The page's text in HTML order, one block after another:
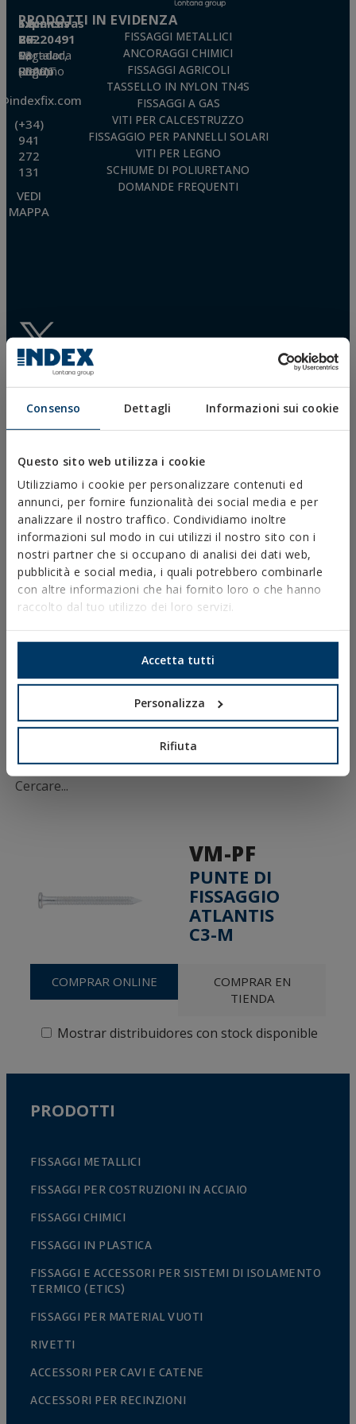
Consenso Dettagli Informazioni sui cookie
Questo sito web utilizza i cookie
Utilizziamo i cookie per personalizzare contenuti ed
annunci, per fornire funzionalità dei social media e per
analizzare il nostro traffico. Condividiamo inoltre
informazioni sul modo in cui utilizzi il nostro sito con i
nostri partner che si occupano di analisi dei dati web,
pubblicità e social media, i quali potrebbero combinarle
con altre informazioni che hai fornito loro o che hanno
raccolto dal tuo utilizzo dei loro servizi.
Accetta tutti
Personalizza
Rifiuta
(GDPR) del 27 aprile 2016 inviando una lettera al responsabile del trattamento:
Valentín Gómez, Direttore, insieme a una fotocopia della sua carta d'identità, a
TÉCNICAS EXPANSIVAS SL | P.I. La Portalada II | c/ Segador 13, 26006 | Logroño (La
Rioja) o inviando un’email al seguente indirizzo info@indexfix.com.
Técnicas Expansivas S.L.
CIF: B-26220491
P. I. La Portalada II, C/ Segador, 13
26006 · Logroño (La Rioja) · SPAIN
(+34)
941
272
131
VEDI
MAPPA
PRODOTTI IN EVIDENZA
FISSAGGI METALLICI
ANCORAGGI CHIMICI
FISSAGGI AGRICOLI
TASSELLO IN NYLON TN4S
FISSAGGI A GAS
VITI PER CALCESTRUZZO
FISSAGGIO PER PANNELLI SOLARI
VITI PER LEGNO
SCHIUME DI POLIURETANO
DOMANDE FREQUENTI
DOWNLOAD
SCHEDE TECNICHE
SCHEDE DI SICUREZZA
OMOLOGAZIONI
DOP
SOFTWARE
DOCUMENTI CAD
RISORSE CYPE
Condizioni di Vendita
VM-PF
PUNTE DI
FISSAGGIO
ATLANTIS
C3-M
COMPRAR ONLINE
COMPRAR EN
TIENDA
Mostrar distribuidores con stock disponible
PRODOTTI
FISSAGGI METALLICI
FISSAGGI PER COSTRUZIONI IN ACCIAIO
FISSAGGI CHIMICI
FISSAGGI IN PLASTICA
FISSAGGI E ACCESSORI PER SISTEMI DI ISOLAMENTO
TERMICO (ETICS)
FISSAGGI PER MATERIAL VUOTI
RIVETTI
ACCESSORI PER CAVI E CATENE
ACCESSORI PER RECINZIONI